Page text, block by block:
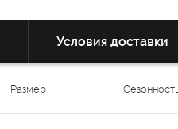
Условия доставки
Размер